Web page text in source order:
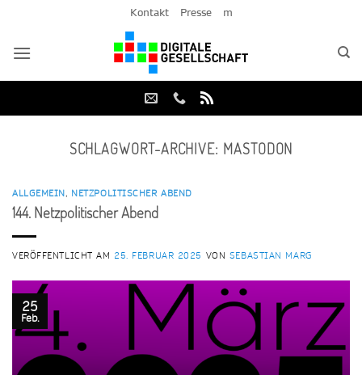
springen
Kontakt Presse m
SCHLAGWORT-ARCHIVE: MASTODON
ALLGEMEIN, NETZPOLITISCHER ABEND
144. Netzpolitischer Abend
VERÖFFENTLICHT AM 25. FEBRUAR 2025 VON SEBASTIAN MARG
25
Feb.